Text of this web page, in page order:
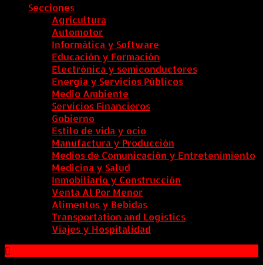
Secciones
Agricultura
Automotor
Informática y Software
Educación y Formación
Electrónica y semiconductores
Energía y Servicios Públicos
Medio Ambiente
Servicios Financieros
Gobierno
Estilo de vida y ocio
Manufactura y Producción
Medios de Comunicación y Entretenimiento
Medicina y Salud
Inmobiliario y Construcción
Venta Al Por Menor
Alimentos y Bebidas
Transportation and Logistics
Viajes y Hospitalidad